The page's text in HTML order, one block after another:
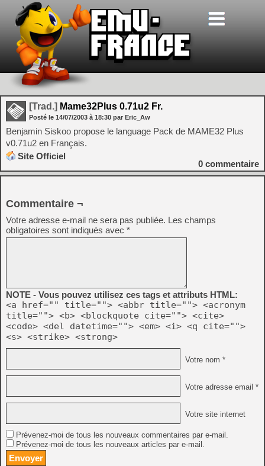
[Trad.] Mame32Plus 0.71u2 Fr.
Posté le 14/07/2003 à 18:30 par Eric_Aw
Benjamin Siskoo propose le language Pack de MAME32 Plus
v0.71u2 en Français.
Site Officiel
0 commentaire
Commentaire ¬
Votre adresse e-mail ne sera pas publiée. Les champs
obligatoires sont indiqués avec *
NOTE - Vous pouvez utilisez ces tags et attributs HTML:
<a href="" title=""> <abbr title=""> <acronym
title=""> <b> <blockquote cite=""> <cite>
<code> <del datetime=""> <em> <i> <q cite="">
<s> <strike> <strong>
Votre nom *
Votre adresse email *
Votre site internet
Prévenez-moi de tous les nouveaux commentaires par e-mail.
Prévenez-moi de tous les nouveaux articles par e-mail.